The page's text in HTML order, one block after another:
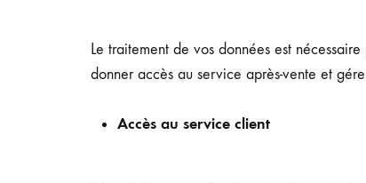
Le traitement de vos données est
donner accès au service après-vente et
Accès au service client